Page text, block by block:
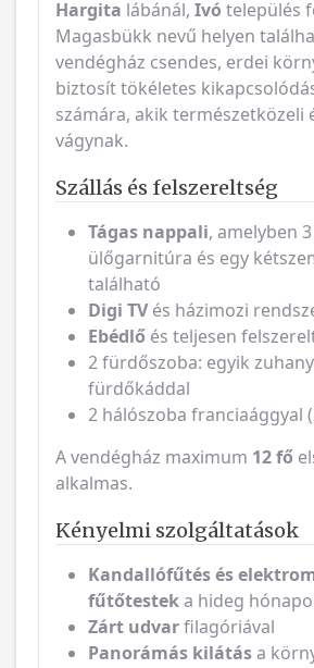
Hargita lábánál, Ivó település
Magasbükk nevű helyen
vendégház csendes, erdei
biztosít tökéletes
számára, akik természetközeli
vágynak.
Szállás és felszereltség
Tágas nappali, amelyben
ülőgarnitúra és egy
található
Digi TVés házimozi
Ebédlő és teljesen
2 fürdőszoba: egyik
fürdőkáddal
2 hálószoba franciaággyal
A vendégház maximum 12 fő
alkalmas.
Kényelmi szolgáltatások
Kandallófűtés és
fűtőtesteka hideg
Zárt udvarfilagóriával
Panorámás kilátása